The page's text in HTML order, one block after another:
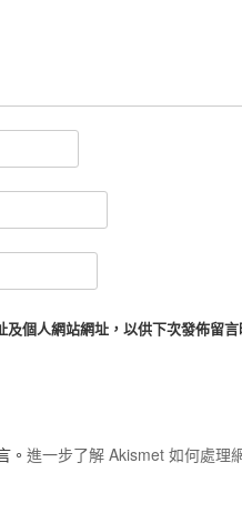
個人網站網址，以供下次發佈留言
。 進一步了解 Akismet 如何處理